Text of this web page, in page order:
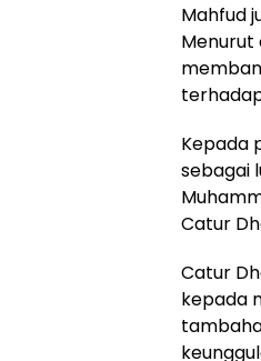
Mahfud
Menurut
Kepada
sebagai
Catur
Catur
kepada